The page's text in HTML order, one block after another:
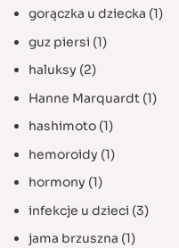
gorączka u dziecka (1)
guz piersi (1)
haluksy (2)
Hanne Marquardt(1)
hashimoto(1)
hemoroidy (1)
hormony (1)
infekcje u dzieci (3)
jama brzuszna (1)